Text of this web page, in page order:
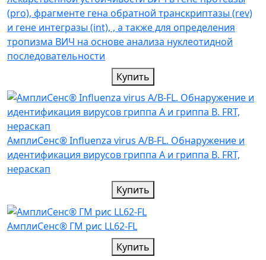
(pro), фрагменте гена обратной транскриптазы (rev)
и гене интегразы (int), , а также для определения
тропизма ВИЧ на основе анализа нуклеотидной
последовательности
Купить
АмплиСенс® Influenza virus A/B-FL. Обнаружение и
идентификация вирусов гриппа A и гриппа B. FRT,
нераскап
Купить
АмплиСенс® ГМ рис LL62-FL
Купить